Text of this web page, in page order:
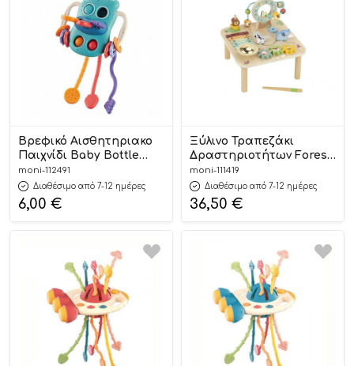
Βρεφικό Αισθητηριακο
Παιχνίδι Baby Bottle
688-70 Blue 18m+ – Bibi-
Inn
moni-112491
Διαθέσιμο από 7-12 ημέρες
6,00 €
Ξύλινο Τραπεζάκι
Δραστηριοτήτων Forest
TJ005 6972633376422
24m+ – Tooky Toys
moni-111419
Διαθέσιμο από 7-12 ημέρες
36,50 €